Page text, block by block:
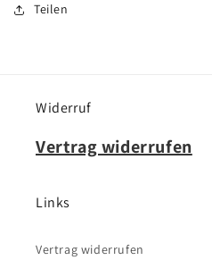
Teilen
Widerruf
Vertrag widerrufen
Links
Vertrag widerrufen